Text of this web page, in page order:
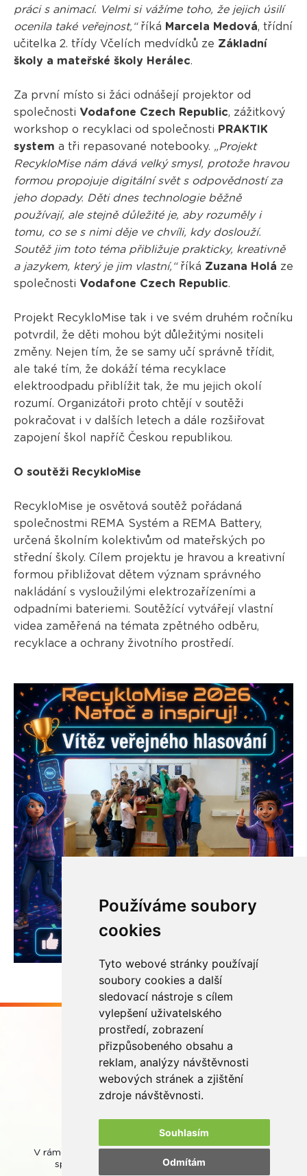
Používáme soubory
cookies
Tyto webové stránky používají
soubory cookies a další
sledovací nástroje s cílem
vylepšení uživatelského
prostředí, zobrazení
přizpůsobeného obsahu a
reklam, analýzy návštěvnosti
webových stránek a zjištění
zdroje návštěvnosti.
Souhlasím
Odmítám
práci s animací. Velmi si vážíme toho, že jejich úsilí
ocenila také veřejnost,“říká Marcela Medová, třídní
učitelka 2. třídy Včelích medvídků ze Základní
školy a mateřské školy Herálec.
Za první místo si žáci odnášejí projektor od
společnosti Vodafone Czech Republic, zážitkový
workshop o recyklaci od společnosti PRAKTIK
system a tři repasované notebooky. „Projekt
RecykloMise nám dává velký smysl, protože hravou
formou propojuje digitální svět s odpovědností za
jeho dopady. Děti dnes technologie běžně
používají, ale stejně důležité je, aby rozuměly i
tomu, co se s nimi děje ve chvíli, kdy doslouží.
Soutěž jim toto téma přibližuje prakticky, kreativně
a jazykem, který je jim vlastní,“říká Zuzana Holá ze
společnosti Vodafone Czech Republic.
Projekt RecykloMise tak i ve svém druhém ročníku
potvrdil, že děti mohou být důležitými nositeli
změny. Nejen tím, že se samy učí správně třídit,
ale také tím, že dokáží téma recyklace
elektroodpadu přiblížit tak, že mu jejich okolí
rozumí. Organizátoři proto chtějí v soutěži
pokračovat i v dalších letech a dále rozšiřovat
zapojení škol napříč Českou republikou.
O soutěži RecykloMise
RecykloMise je osvětová soutěž pořádaná
společnostmi REMA Systém a REMA Battery,
určená školním kolektivům od mateřských po
střední školy. Cílem projektu je hravou a kreativní
formou přibližovat dětem význam správného
nakládání s vysloužilými elektrozařízeními a
odpadními bateriemi. Soutěžící vytvářejí vlastní
videa zaměřená na témata zpětného odběru,
recyklace a ochrany životního prostředí.
Buďme ve spojení
V rámci zpětného odběru odpadních přenosných baterií
spolupracujeme se společnostíREMA Battery